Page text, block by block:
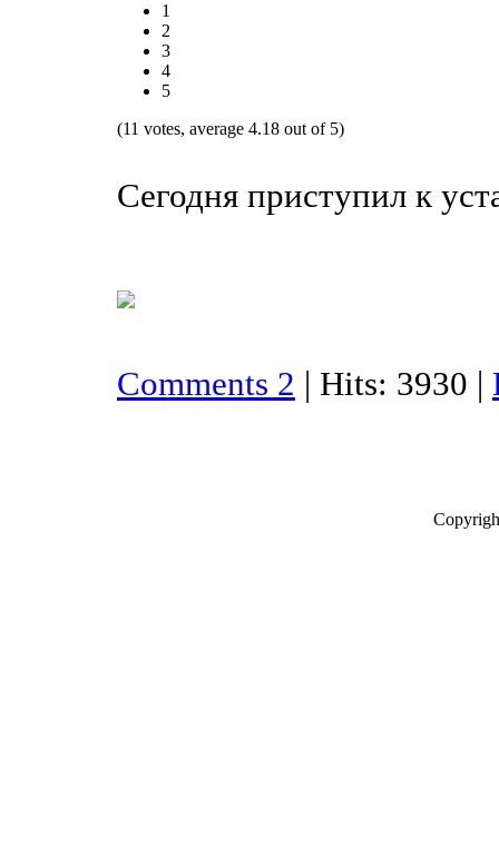
1
2
3
4
5
(11 votes, average 4.18 out of 5)
Сегодня приступил к
Comments 2 | Hits: 3930 |